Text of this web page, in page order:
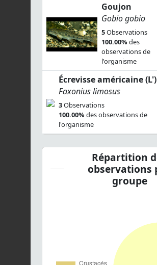
Goujon
Gobio gobio
5Observations
100.00% des
observations de
l'organisme
Écrevisse américaine (L')
Faxonius limosus
3Observations
100.00% des observations de
l'organisme
Répartition
observations
groupe